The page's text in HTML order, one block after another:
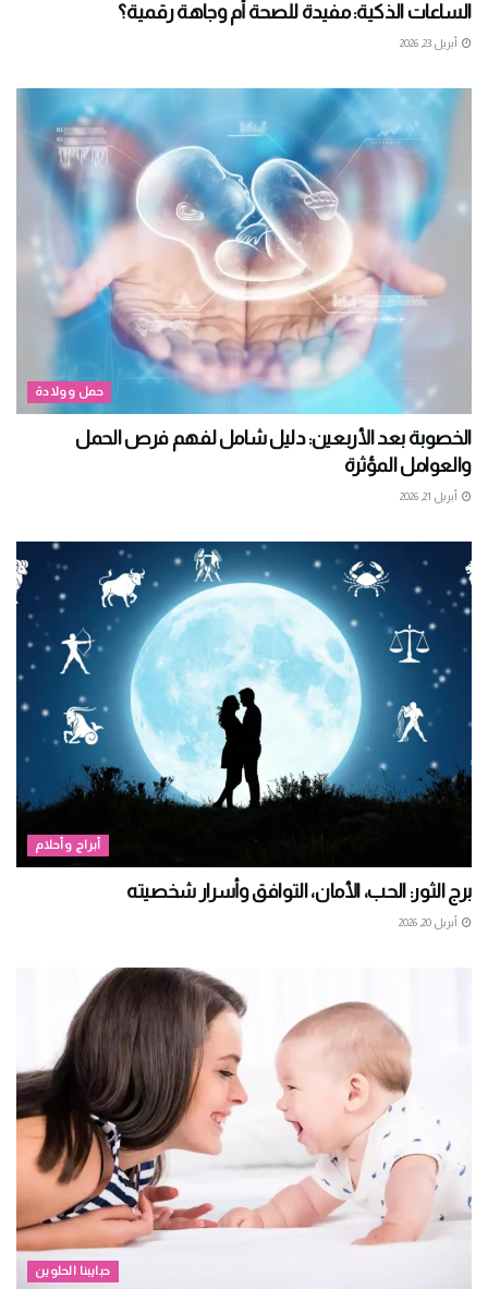
الساعات الذكية: مفيدة للصحة أم وجاهة رقمية؟
أبريل 23, 2026
حمل وولادة
الخصوبة بعد الأربعين: دليل شامل لفهم فرص الحمل
والعوامل المؤثرة
أبريل 21, 2026
أبراج وأحلام
برج الثور: الحب، الأمان، التوافق وأسرار شخصيته
أبريل 20, 2026
حبايبنا الحلوين